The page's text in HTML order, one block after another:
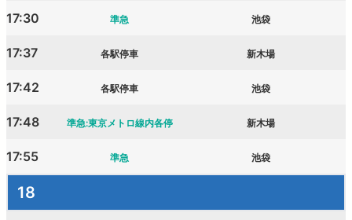
17:30 準急 池袋
17:37 各駅停車 新木場
17:42 各駅停車 池袋
17:48 準急:東京メトロ線内各停 新木場
17:55 準急 池袋
18